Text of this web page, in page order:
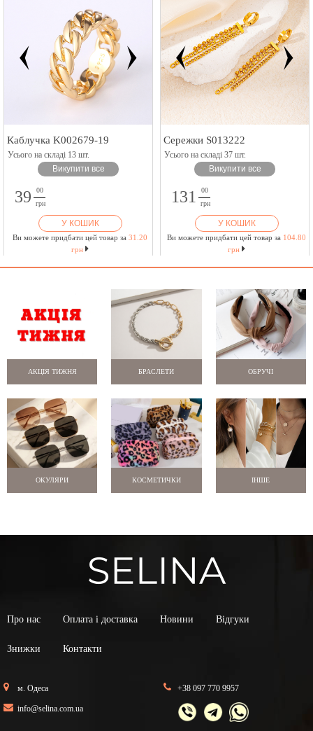
Каблучка K002679-19
Усього на складі 13 шт.
Викупити все
39
00
грн
У КОШИК
Ви можете придбати цей товар за 31.20
грн
Сережки S013222
Усього на складі 37 шт.
Викупити все
131
00
грн
У КОШИК
Ви можете придбати цей товар за 104.80
грн
АКЦІЯ ТИЖНЯ БРАСЛЕТИ ОБРУЧІ
ОКУЛЯРИ КОСМЕТИЧКИ ІНШЕ
Про нас Оплата і доставка Новини Відгуки
Знижки Контакти
м. Одеса
info@selina.com.ua
+38 097 770 9957